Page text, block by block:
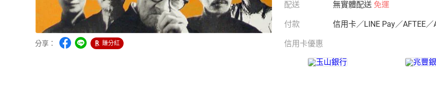
分享： 賺分紅
配送 無實體配送 免運
付款 信用卡／LINE Pay／AFTEE／
信用卡優惠